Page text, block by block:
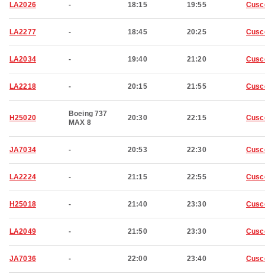
LA2026 - 18:15 19:55
LA2277 - 18:45 20:25
LA2034 - 19:40 21:20
LA2218 - 20:15 21:55
H25020
Boeing 737
MAX 8
20:30 22:15
JA7034 - 20:53 22:30
LA2224 - 21:15 22:55
H25018 - 21:40 23:30
LA2049 - 21:50 23:30
JA7036 - 22:00 23:40